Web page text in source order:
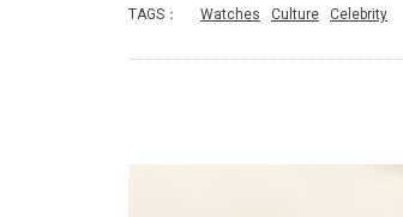
TAGS： Watches Culture Celebrity